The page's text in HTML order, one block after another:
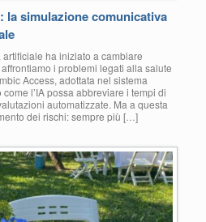
la simulazione comunicativa
ha iniziato a cambiare
i problemi legati alla salute
Access, adottata nel sistema
l’IA possa abbreviare i tempi di
automatizzate. Ma a questa
dei rischi: sempre più […]